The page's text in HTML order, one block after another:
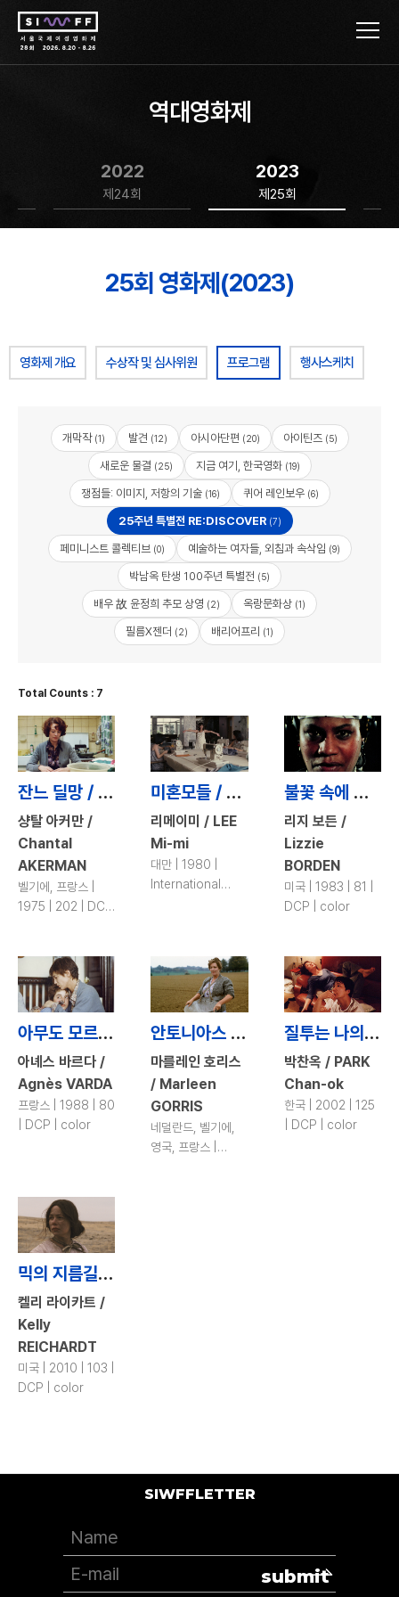
역대영화제
2022
제24회
2023
제25회
25회 영화제(2023)
영화제 개요 수상작 및 심사위원 프로그램 행사스케치
개막작(1) 발견 (12) 아시아단편 (20) 아이틴즈(5)
새로운 물결 (25) 지금 여기, 한국영화(19)
쟁점들: 이미지, 저항의 기술(16) 퀴어 레인보우(6)
25주년 특별전 RE:DISCOVER(7)
페미니스트 콜렉티브(0) 예술하는 여자들, 외침과 속삭임 (9)
박남옥 탄생 100주년 특별전 (5)
배우 故 윤정희 추모 상영 (2) 옥랑문화상 (1)
필름X젠더 (2) 배리어프리 (1)
Total Counts : 7
잔느 딜망 / Jeanne Dielman, 23 quai du Commerce, 1080 Bruxelles
샹탈 아커만 /
Chantal
AKERMAN
벨기에, 프랑스 |
1975 | 202 | DCP
미혼모들 / Unmarried Mothers
리메이미 / LEE
Mi-mi
대만 | 1980 |
International
불꽃 속에 태어나서 / Born in Flames
리지 보든 /
Lizzie
BORDEN
미국 | 1983 | 81 |
DCP | color
아무도 모르게 / Kung-Fu Master!
아녜스 바르다 /
Agnès VARDA
프랑스 | 1988 | 80
| DCP | color
안토니아스 라인 / Antonia's Line
마를레인 호리스
/ Marleen
GORRIS
네덜란드, 벨기에,
영국, 프랑스 |
질투는 나의 힘 / Jealousy Is My Middle Name
박찬옥 / PARK
Chan-ok
한국 | 2002 | 125
| DCP | color
믹의 지름길 / Meek's Cutoff
켈리 라이카트 /
Kelly
REICHARDT
미국 | 2010 | 103 |
DCP | color
SIWFFLETTER
submit